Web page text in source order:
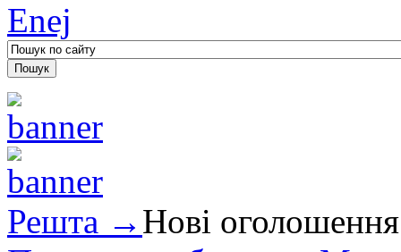
Enej
Решта → Нові оголошення